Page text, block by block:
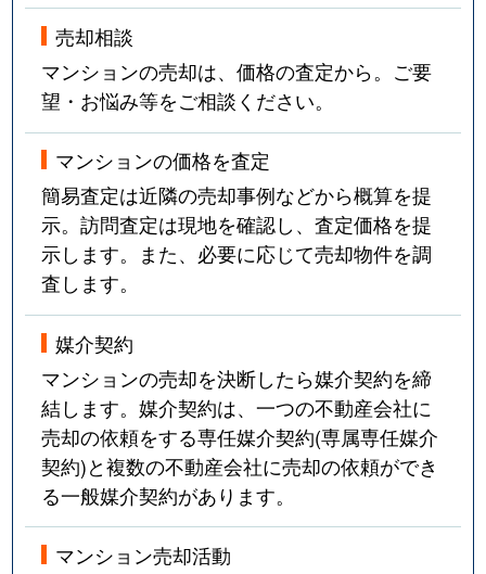
売却相談
マンションの売却は、価格の査定から。ご要
望・お悩み等をご相談ください。
マンションの価格を査定
簡易査定は近隣の売却事例などから概算を提
示。訪問査定は現地を確認し、査定価格を提
示します。また、必要に応じて売却物件を調
査します。
媒介契約
マンションの売却を決断したら媒介契約を締
結します。媒介契約は、一つの不動産会社に
売却の依頼をする専任媒介契約(専属専任媒介
契約)と複数の不動産会社に売却の依頼ができ
る一般媒介契約があります。
マンション売却活動